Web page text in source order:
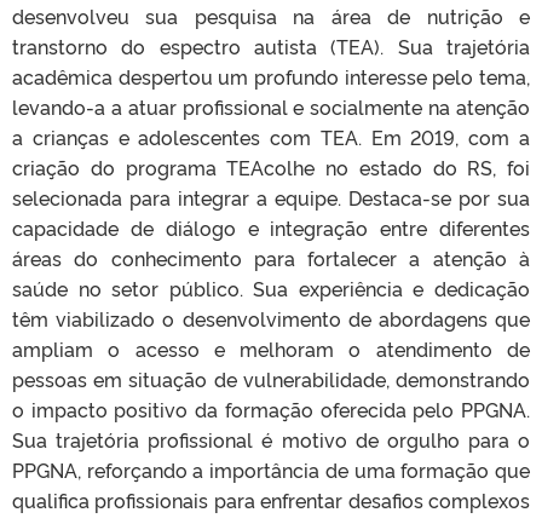
desenvolveu sua pesquisa na área de nutrição e
transtorno do espectro autista (TEA). Sua trajetória
acadêmica despertou um profundo interesse pelo tema,
levando-a a atuar profissional e socialmente na atenção
a crianças e adolescentes com TEA. Em 2019, com a
criação do programa TEAcolhe no estado do RS, foi
selecionada para integrar a equipe. Destaca-se por sua
capacidade de diálogo e integração entre diferentes
áreas do conhecimento para fortalecer a atenção à
saúde no setor público. Sua experiência e dedicação
têm viabilizado o desenvolvimento de abordagens que
ampliam o acesso e melhoram o atendimento de
pessoas em situação de vulnerabilidade, demonstrando
o impacto positivo da formação oferecida pelo PPGNA.
Sua trajetória profissional é motivo de orgulho para o
PPGNA, reforçando a importância de uma formação que
qualifica profissionais para enfrentar desafios complexos